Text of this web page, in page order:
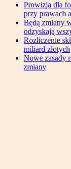
Prowizja dla
przy prawach
Będą zmiany
odzyskają
Rozliczenie
miliard złotych
Nowe zasady
zmiany